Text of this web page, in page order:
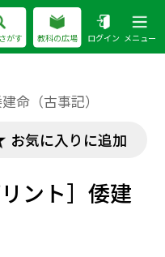
がす 教科の広場 ログイン メニュー
命（古事記）
お気に入りに追加
ント］倭建